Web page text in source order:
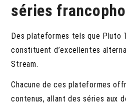
séries
Des plateformes tels que Pluto
constituent d’excellentes
Stream.
Chacune de ces plateformes
contenus, allant des séries aux